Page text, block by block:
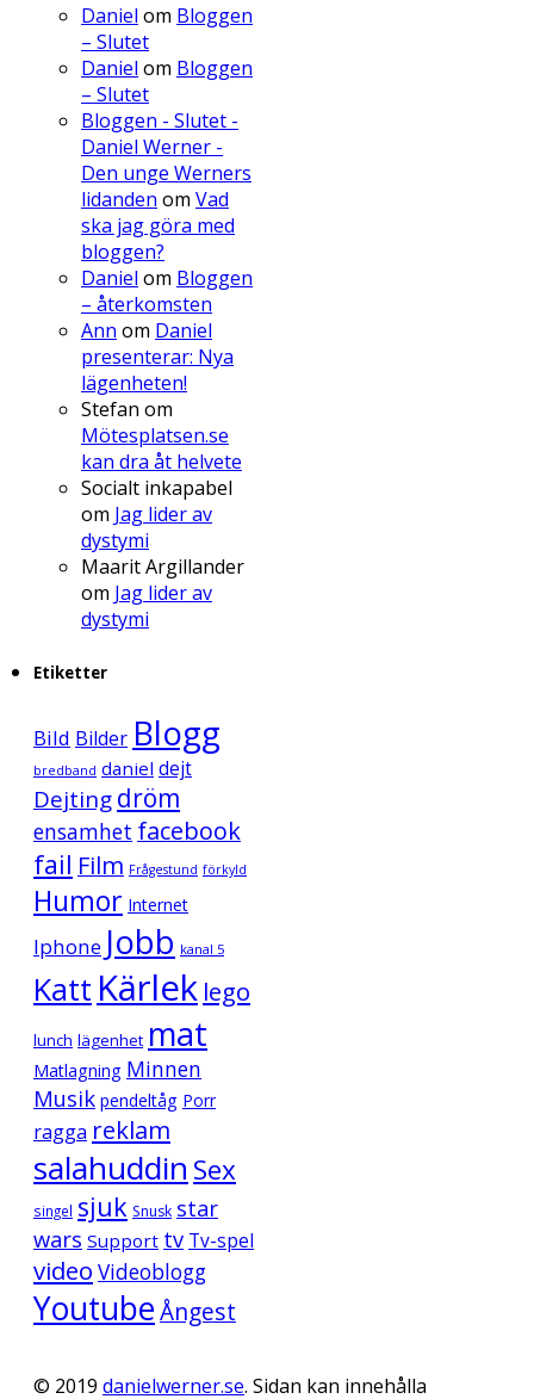
Daniel om Bloggen
– Slutet
Daniel om Bloggen
– Slutet
Bloggen - Slutet -
Daniel Werner -
Den unge Werners
lidanden om Vad
ska jag göra med
bloggen?
Daniel om Bloggen
– återkomsten
Ann om Daniel
presenterar: Nya
lägenheten!
Stefan om
Mötesplatsen.se
kan dra åt helvete
Socialt inkapabel
om Jag lider av
dystymi
Maarit Argillander
om Jag lider av
dystymi
Etiketter
Bild Bilder Blogg
bredband daniel dejt
Dejtingdröm
ensamhet facebook
fail Film Frågestund förkyld
Humor Internet
Iphone Jobb kanal 5
Katt Kärlek lego
lunch lägenhet mat
Matlagning Minnen
Musik pendeltåg Porr
ragga reklam
salahuddin Sex
singel sjuk Snusk star
wars Support tv Tv-spel
video Videoblogg
YoutubeÅngest
© 2019 danielwerner.se. Sidan kan innehålla